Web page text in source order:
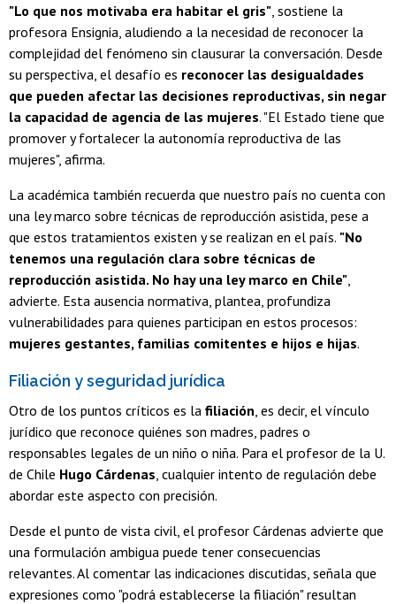
"Lo que nos motivaba era habitar el gris" , sostiene la
profesora Ensignia, aludiendo a la necesidad de reconocer la
complejidad del fenómeno sin clausurar la conversación. Desde
su perspectiva, el desafío es reconocer las desigualdades
que pueden afectar las decisiones reproductivas, sin negar
la capacidad de agencia de las mujeres. "El Estado tiene que
promover y fortalecer la autonomía reproductiva de las
mujeres", afirma.
La académica también recuerda que nuestro país no cuenta con
una ley marco sobre técnicas de reproducción asistida, pese a
que estos tratamientos existen y se realizan en el país. "No
tenemos una regulación clara sobre técnicas de
reproducción asistida. No hay una ley marco en Chile"
advierte. Esta ausencia normativa, plantea, profundiza
vulnerabilidades para quienes participan en estos procesos:
mujeres gestantes, familias comitentes e hijos e hijas.
Filiación y seguridad jurídica
Otro de los puntos críticos es la filiación , es decir, el vínculo
jurídico que reconoce quiénes son madres, padres o
responsables legales de un niño o niña. Para el profesor de la U.
de Chile Hugo Cárdenas , cualquier intento de regulación debe
abordar este aspecto con precisión.
Desde el punto de vista civil, el profesor Cárdenas advierte que
una formulación ambigua puede tener consecuencias
relevantes. Al comentar las indicaciones discutidas, señala que
expresiones como "podrá establecerse la filiación" resultan